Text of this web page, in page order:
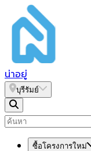
น่าอยู่
บุรีรัมย์
ซื้อโครงการใหม่